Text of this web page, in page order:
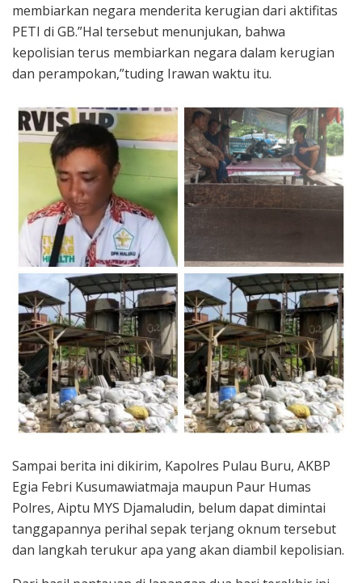
membiarkan negara menderita kerugian dari aktifitas
PETI di GB.”Hal tersebut menunjukan, bahwa
kepolisian terus membiarkan negara dalam kerugian
dan perampokan,”tuding Irawan waktu itu.
Sampai berita ini dikirim, Kapolres Pulau Buru, AKBP
Egia Febri Kusumawiatmaja maupun Paur Humas
Polres, Aiptu MYS Djamaludin, belum dapat dimintai
tanggapannya perihal sepak terjang oknum tersebut
dan langkah terukur apa yang akan diambil kepolisian.